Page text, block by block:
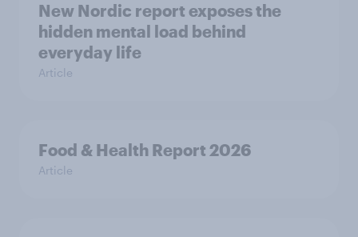
New Nordic report exposes the
hidden mental load behind
everyday life
Article
Food & Health Report 2026
Article